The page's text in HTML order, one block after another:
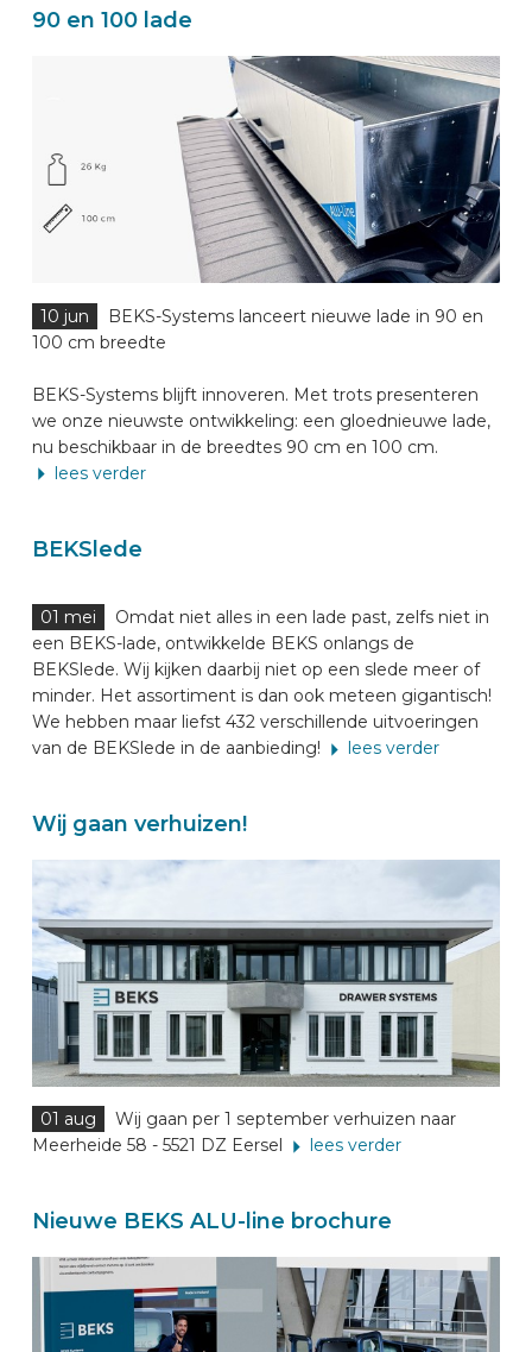
90 en 100 lade
10 jun
BEKS-Systems lanceert nieuwe lade in 90 en
100 cm breedte
BEKS-Systems blijft innoveren. Met trots presenteren
we onze nieuwste ontwikkeling: een gloednieuwe lade,
nu beschikbaar in de breedtes 90 cm en 100 cm.
lees verder
BEKSlede
01 mei
Omdat niet alles in een lade past, zelfs niet in
een BEKS-lade, ontwikkelde BEKS onlangs de
BEKSlede. Wij kijken daarbij niet op een slede meer of
minder. Het assortiment is dan ook meteen gigantisch!
We hebben maar liefst 432 verschillende uitvoeringen
van de BEKSlede in de aanbieding!
lees verder
Wij gaan verhuizen!
01 aug
Wij gaan per 1 september verhuizen naar
Meerheide 58 - 5521 DZ Eersel
lees verder
Nieuwe BEKS ALU-line brochure